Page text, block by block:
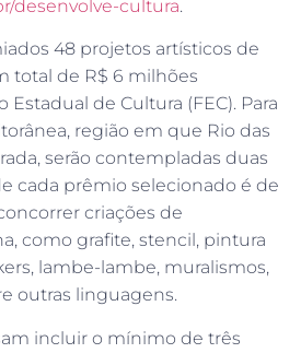
desenvolve-cultura.
48 projetos artísticos de
total de R$ 6 milhões
de Cultura (FEC). Para
região em que Rio das
serão contempladas duas
cada prêmio selecionado é de
criações de
como grafite, stencil, pintura
lambe-lambe, muralismos,
outras linguagens.
incluir o mínimo de três